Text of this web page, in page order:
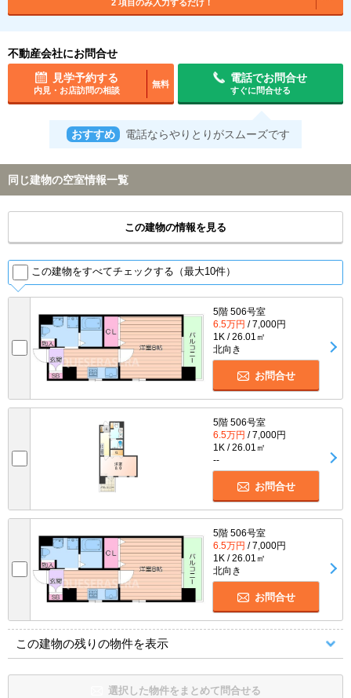
2 項目のみ入力するだけ！
不動産会社にお問合せ
見学予約する
内見・お店訪問の相談
無料
電話でお問合せ
すぐに問合せる
おすすめ 電話ならやりとりがスムーズです
同じ建物の空室情報一覧
この建物の情報を見る
この建物をすべてチェックする（最大10件）
5階 506号室
6.5万円 / 7,000円
1K / 26.01㎡
北向き
お問合せ
5階 506号室
6.5万円 / 7,000円
1K / 26.01㎡
--
お問合せ
5階 506号室
6.5万円 / 7,000円
1K / 26.01㎡
北向き
お問合せ
この建物の残りの物件を表示
選択した物件をまとめて問合せる